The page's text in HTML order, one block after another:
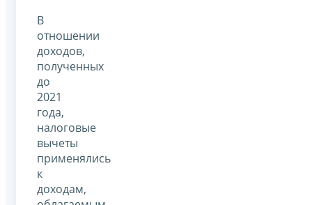
В
отношении
доходов,
полученных
до
2021
года,
налоговые
вычеты
применялись
к
доходам,